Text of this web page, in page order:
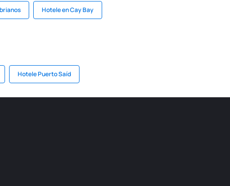
Hotele en Cay Bay
Hotele Puerto Saíd